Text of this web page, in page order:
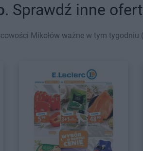
. Sprawdź inne
Mikołów ważne w tym